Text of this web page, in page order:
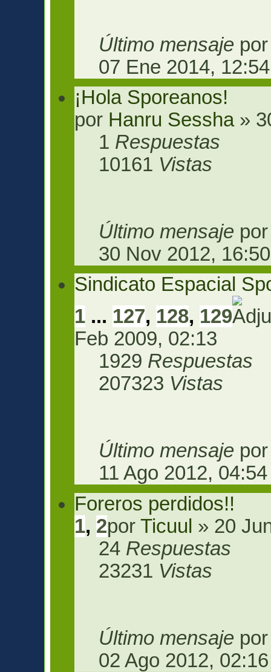
Último mensaje
07 Ene 2014, 12:54
¡Hola Sporeanos!
por Hanru Sessha»
1 Respuestas
10161 Vistas
Último mensaje
30 Nov 2012, 16:50
Sindicato Espacial
1 ... 127, 128, 129
Feb 2009, 02:13
1929 Respuestas
207323 Vistas
Último mensaje
11 Ago 2012, 04:54
Foreros perdidos!!
1, 2porTicuul » 20
24 Respuestas
23231 Vistas
Último mensaje
02 Ago 2012, 02:16